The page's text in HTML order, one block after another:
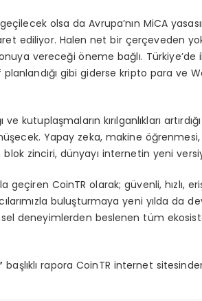
olsa da Avrupa’nın MiCA
ediliyor. Halen net bir çerçeveden
vereceği öneme bağlı. Türkiye’de
gibi giderse kripto para ve
kutuplaşmaların kırılganlıkları
Yapay zeka, makine
zinciri, dünyayı internetin yeni
CoinTR olarak; güvenli, hızlı,
buluşturmaya yeni yılda da
deneyimlerden beslenen tüm
başlıklı rapora CoinTR internet